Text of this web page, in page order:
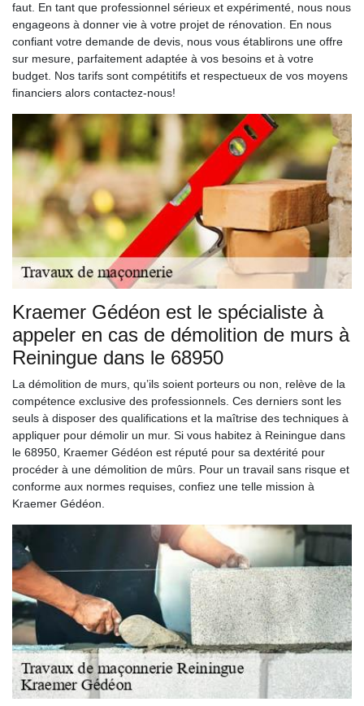
faut. En tant que professionnel sérieux et expérimenté, nous nous
engageons à donner vie à votre projet de rénovation. En nous
confiant votre demande de devis, nous vous établirons une offre
sur mesure, parfaitement adaptée à vos besoins et à votre
budget. Nos tarifs sont compétitifs et respectueux de vos moyens
financiers alors contactez-nous!
Kraemer Gédéon est le spécialiste à
appeler en cas de démolition de murs à
Reiningue dans le 68950
La démolition de murs, qu’ils soient porteurs ou non, relève de la
compétence exclusive des professionnels. Ces derniers sont les
seuls à disposer des qualifications et la maîtrise des techniques à
appliquer pour démolir un mur. Si vous habitez à Reiningue dans
le 68950, Kraemer Gédéon est réputé pour sa dextérité pour
procéder à une démolition de mûrs. Pour un travail sans risque et
conforme aux normes requises, confiez une telle mission à
Kraemer Gédéon.